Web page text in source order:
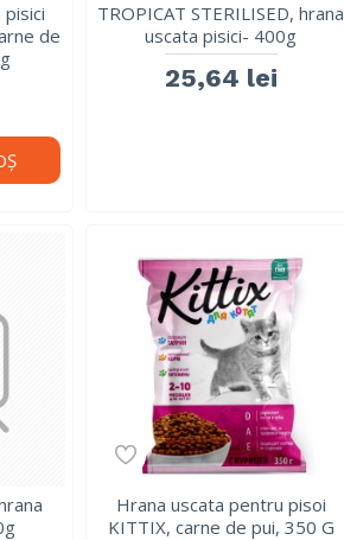
de
TROPICAT STERILISED, hrana
uscata pisici- 400g
25,64 lei
Hrana uscata pentru pisoi
KITTIX, carne de pui, 350 G